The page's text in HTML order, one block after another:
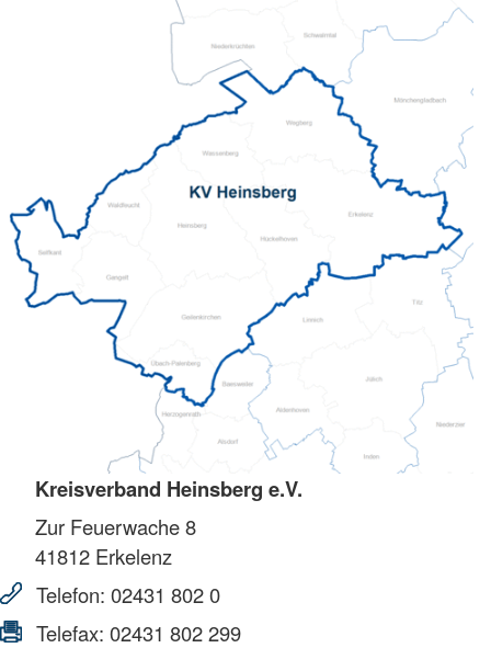
Kreisverband Heinsberg e.V.
Zur Feuerwache 8
41812 Erkelenz
Telefon: 02431 802 0
Telefax: 02431 802 299